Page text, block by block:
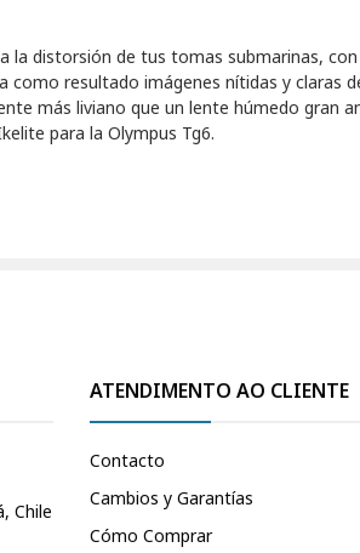
la distorsión de tus tomas submarinas,
como resultado imágenes nítidas y claras
más liviano que un lente húmedo gran
para la Olympus Tg6.
Chile
ATENDIMENTO AO CLIENTE
Contacto
Cambios y Garantías
Cómo Comprar